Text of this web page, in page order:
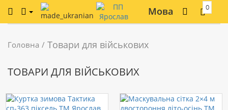
Мова 0
Головна Товари для військових
ТОВАРИ ДЛЯ ВІЙСЬКОВИХ